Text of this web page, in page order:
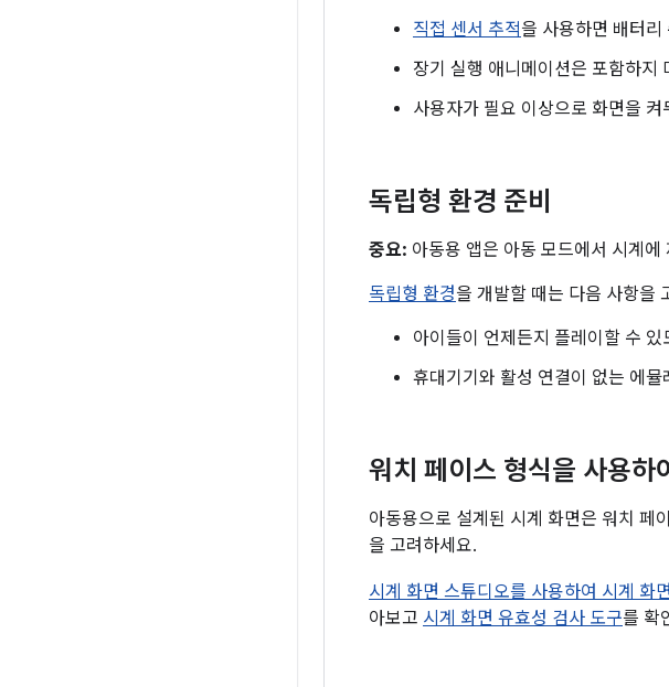
직접 센서 추적을 사용하면 배터
장기 실행 애니메이션은 포함하지
사용자가 필요 이상으로 화면을
독립형 환경 준비
중요: 아동용 앱은 아동 모드에서 시계에
독립형 환경을 개발할 때는 다음 사항을
아이들이 언제든지 플레이할 수
휴대기기와 활성 연결이 없는 에
워치 페이스 형식을 사용하
아동용으로 설계된 시계 화면은 워치 페
을 고려하세요.
시계 화면 스튜디오를 사용하여 시계 화
아보고 시계 화면 유효성 검사 도구를 확